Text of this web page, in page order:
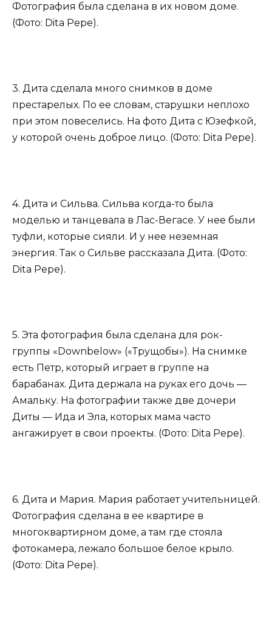
Фотография была сделана в их новом доме.
(Фото: Dita Pepe).
3. Дита сделала много снимков в доме
престарелых. По ее словам, старушки неплохо
при этом повеселись. На фото Дита с Юзефкой,
у которой очень доброе лицо. (Фото: Dita Pepe).
4. Дита и Сильва. Сильва когда-то была
моделью и танцевала в Лас-Вегасе. У нее были
туфли, которые сияли. И у нее неземная
энергия. Так о Сильве рассказала Дита. (Фото:
Dita Pepe).
5. Эта фотография была сделана для рок-
группы «Downbelow» («Трущобы»). На снимке
есть Петр, который играет в группе на
барабанах. Дита держала на руках его дочь —
Амальку. На фотографии также две дочери
Диты — Ида и Эла, которых мама часто
ангажирует в свои проекты. (Фото: Dita Pepe).
6. Дита и Мария. Мария работает учительницей.
Фотография сделана в ее квартире в
многоквартирном доме, а там где стояла
фотокамера, лежало большое белое крыло.
(Фото: Dita Pepe).